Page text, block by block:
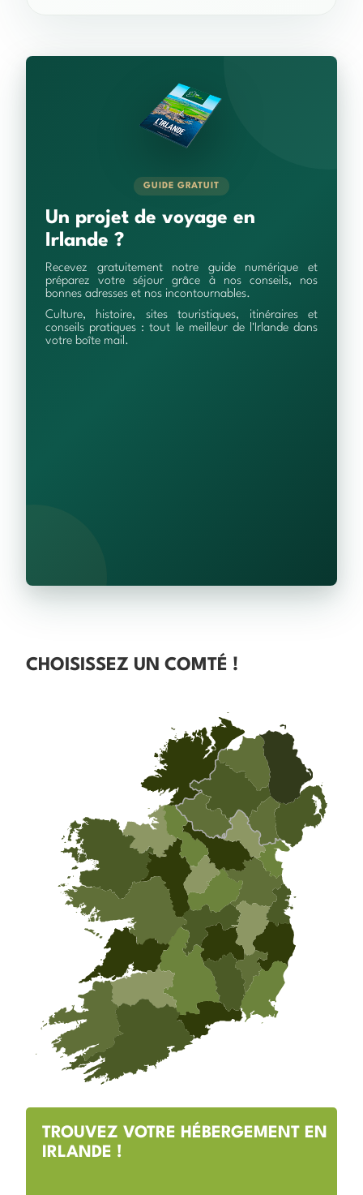
GUIDE GRATUIT
Un projet de voyage en
Irlande ?
Recevez gratuitement notre guide numérique et
préparez votre séjour grâce à nos conseils, nos
bonnes adresses et nos incontournables.
Culture, histoire, sites touristiques, itinéraires et
conseils pratiques : tout le meilleur de l'Irlande dans
votre boîte mail.
CHOISISSEZ UN COMTÉ !
TROUVEZ VOTRE HÉBERGEMENT EN
IRLANDE !